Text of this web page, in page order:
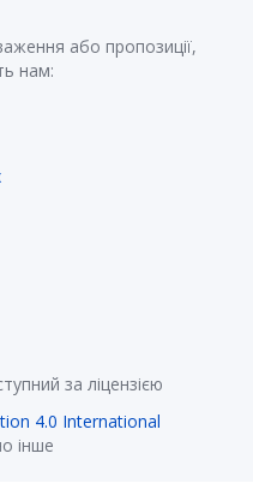
або пропозиції,
нам:
за ліцензією
4.0 International
інше